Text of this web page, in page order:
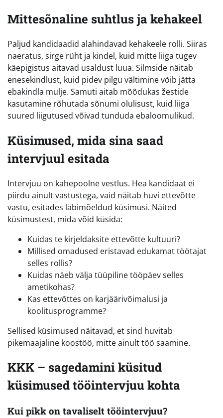
Mittesõnaline suhtlus ja kehakeel
Paljud kandidaadid alahindavad kehakeele rolli. Siiras
naeratus, sirge rüht ja kindel, kuid mitte liiga tugev
käepigistus aitavad usaldust luua. Silmside näitab
enesekindlust, kuid pidev pilgu vältimine võib jätta
ebakindla mulje. Samuti aitab mõõdukas žestide
kasutamine rõhutada sõnumi olulisust, kuid liiga
suured liigutused võivad tunduda ebaloomulikud.
Küsimused, mida sina saad
intervjuul esitada
Intervjuu on kahepoolne vestlus. Hea kandidaat ei
piirdu ainult vastustega, vaid näitab huvi ettevõtte
vastu, esitades läbimõeldud küsimusi. Näited
küsimustest, mida võid küsida:
Kuidas te kirjeldaksite ettevõtte kultuuri?
Millised omadused eristavad edukamat töötajat
selles rollis?
Kuidas näeb välja tüüpiline tööpäev selles
ametikohas?
Kas ettevõttes on karjäärivõimalusi ja
koolitusprogramme?
Sellised küsimused näitavad, et sind huvitab
pikemaajaline koostöö, mitte ainult töö saamine.
KKK – sagedamini küsitud
küsimused tööintervjuu kohta
Kui pikk on tavaliselt tööintervjuu?